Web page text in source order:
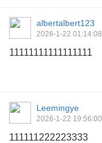
albertalbert123
2026-1-22 01:14:08
11111111111111111
Leemingye
2026-1-22 19:56:00
111111222223333